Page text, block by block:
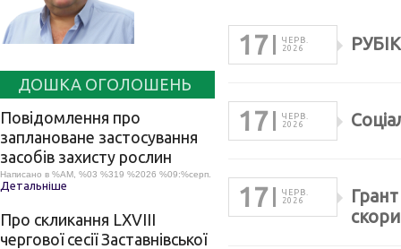
ДОШКА ОГОЛОШЕНЬ
Повідомлення про
заплановане застосування
засобів захисту рослин
Написано в %AM, %03 %319 %2026 %09:%серп.
Детальніше
Про скликання LХVІІІ
чергової сесії Заставнівської
17
ЧЕРВ.
2026
17
ЧЕРВ.
2026
17
ЧЕРВ.
2026